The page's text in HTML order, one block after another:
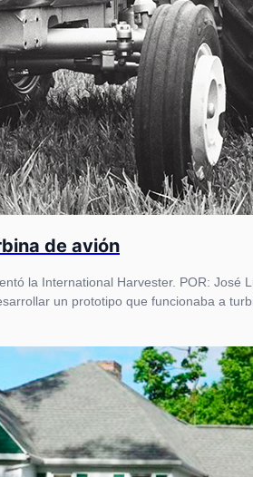
de avión
la International Harvester. POR:
un prototipo que funcionaba a